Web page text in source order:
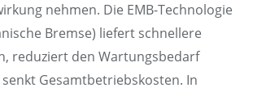
nehmen. Die EMB-Technologie
Bremse) liefert schnellere
reduziert den Wartungsbedarf
Gesamtbetriebskosten. In